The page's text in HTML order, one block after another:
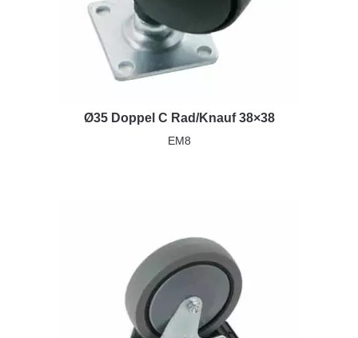
Ø35 Doppel C Rad/Knauf 38×38
EM8